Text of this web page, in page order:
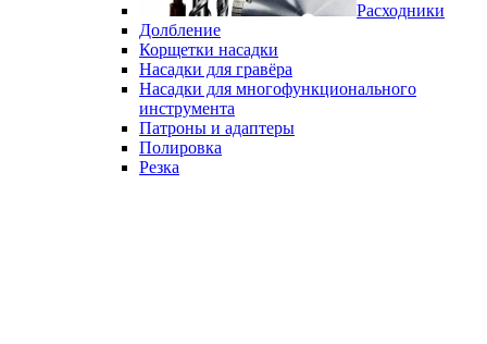
Расходники
Долбление
Корщетки насадки
Насадки для гравёра
Насадки для многофункционального
инструмента
Патроны и адаптеры
Полировка
Резка